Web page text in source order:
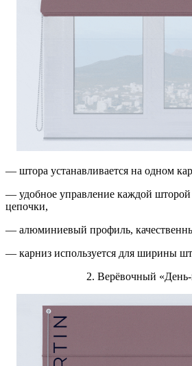
— штора устанавливается на одном
— удобное управление каждой
цепочки,
— алюминиевый профиль,
— карниз используется для ширины
2. Верёвочный